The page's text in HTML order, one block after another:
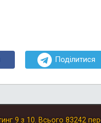
Поділитися
9 з 10. Всього 83242